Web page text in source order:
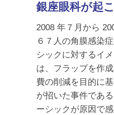
銀座眼科が起
2008 年７月から
６７人の角膜感染
シックに対するイ
は、フラップを作
費の削減を目的に
が招いた事件であ
ーシックが原因で